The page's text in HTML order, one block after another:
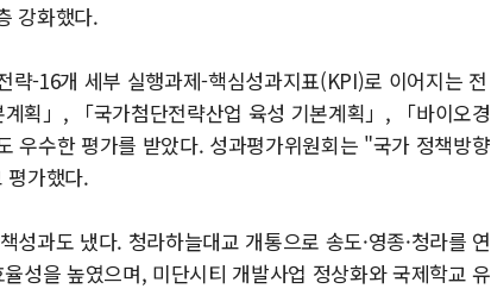
강화했다.
-16개 세부 실행과제-핵심성과지표(KPI)로 이어지는 전
획」, 「국가첨단전략산업 육성 기본계획」, 「바이오경
우수한 평가를 받았다. 성과평가위원회는 "국가 정책방향
평가했다.
과도 냈다. 청라하늘대교 개통으로 송도·영종·청라를 연
성을 높였으며, 미단시티 개발사업 정상화와 국제학교 유